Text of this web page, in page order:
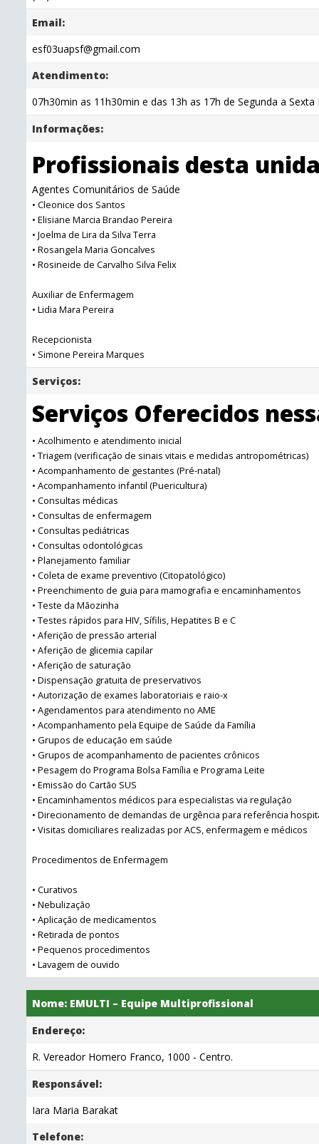
Email:
esf03uapsf@gmail.com
Atendimento:
07h30min as 11h30min e das 13h as 17h de Segunda a Sexta
Informações:
Profissionais desta
Agentes Comunitários de Saúde
• Cleonice dos Santos
• Elisiane Marcia Brandao Pereira
• Joelma de Lira da Silva Terra
• Rosangela Maria Goncalves
• Rosineide de Carvalho Silva Felix
Auxiliar de Enfermagem
• Lidia Mara Pereira
Recepcionista
• Simone Pereira Marques
Serviços:
Serviços Oferecidos
• Acolhimento e atendimento inicial
• Triagem (verificação de sinais vitais e medidas antropométricas)
• Acompanhamento de gestantes (Pré-natal)
• Acompanhamento infantil (Puericultura)
• Consultas médicas
• Consultas de enfermagem
• Consultas pediátricas
• Consultas odontológicas
• Planejamento familiar
• Coleta de exame preventivo (Citopatológico)
• Preenchimento de guia para mamografia e encaminhamentos
• Teste da Mãozinha
• Testes rápidos para HIV, Sífilis, Hepatites B e C
• Aferição de pressão arterial
• Aferição de glicemia capilar
• Aferição de saturação
• Dispensação gratuita de preservativos
• Autorização de exames laboratoriais e raio-x
• Agendamentos para atendimento no AME
• Acompanhamento pela Equipe de Saúde da Família
• Grupos de educação em saúde
• Grupos de acompanhamento de pacientes crônicos
• Pesagem do Programa Bolsa Família e Programa Leite
• Emissão do Cartão SUS
• Encaminhamentos médicos para especialistas via regulação
• Direcionamento de demandas de urgência para referência
• Visitas domiciliares realizadas por ACS, enfermagem e médicos
Procedimentos de Enfermagem
• Curativos
• Nebulização
• Aplicação de medicamentos
• Retirada de pontos
• Pequenos procedimentos
• Lavagem de ouvido
Nome: EMULTI – Equipe Multiprofissional
Endereço:
R. Vereador Homero Franco, 1000 - Centro.
Responsável:
Iara Maria Barakat
Telefone: